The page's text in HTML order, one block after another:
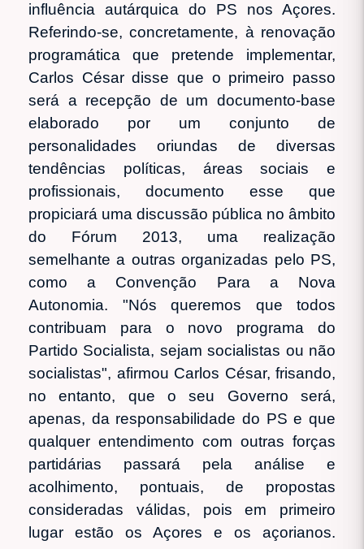
influência autárquica do PS nos Açores.
Referindo-se, concretamente, à renovação
programática que pretende implementar,
Carlos César disse que o primeiro passo
será a recepção de um documento-base
elaborado por um conjunto de
personalidades oriundas de diversas
tendências políticas, áreas sociais e
profissionais, documento esse que
propiciará uma discussão pública no âmbito
do Fórum 2013, uma realização
semelhante a outras organizadas pelo PS,
como a Convenção Para a Nova
Autonomia. "Nós queremos que todos
contribuam para o novo programa do
Partido Socialista, sejam socialistas ou não
socialistas", afirmou Carlos César, frisando,
no entanto, que o seu Governo será,
apenas, da responsabilidade do PS e que
qualquer entendimento com outras forças
partidárias passará pela análise e
acolhimento, pontuais, de propostas
consideradas válidas, pois em primeiro
lugar estão os Açores e os açorianos.